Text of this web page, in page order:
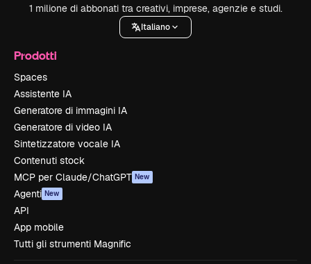
1 milione di abbonati tra creativi, imprese, agenzie e studi.
Italiano
Prodotti
Spaces
Assistente IA
Generatore di immagini IA
Generatore di video IA
Sintetizzatore vocale IA
Contenuti stock
MCP per Claude/ChatGPT New
Agenti New
API
App mobile
Tutti gli strumenti Magnific